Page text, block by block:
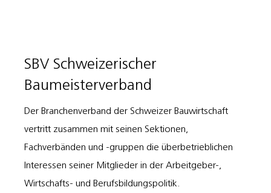
SBV Schweizerischer
Baumeisterverband
Der Branchenverband der Schweizer Bauwirtschaft
vertritt zusammen mit seinen Sektionen,
Fachverbänden und -gruppen die überbetrieblichen
Interessen seiner Mitglieder in der Arbeitgeber-,
Wirtschafts- und Berufsbildungspolitik.